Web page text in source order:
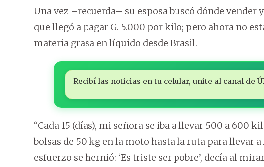
Una vez –recuerda– su esposa buscó dónde vender
que llegó a pagar G. 5.000 por kilo; pero ahora no
materia grasa en líquido desde Brasil.
Recibí las noticias en tu celular, unite al canal de
“Cada 15 (días), mi señora se iba a llevar 500 a 600
bolsas de 50 kg en la moto hasta la ruta para llevar
esfuerzo se hernió: ‘Es triste ser pobre’, decía al